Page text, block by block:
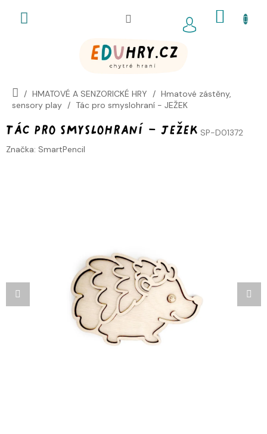
obsah
HMATOVÉ A SENZORICKÉ HRY
Hmatové zástěny,
sensory play
Tác pro smyslohraní - JEŽEK
Tác pro smyslohraní - JEŽEK SP-D01372
Značka: SmartPencil